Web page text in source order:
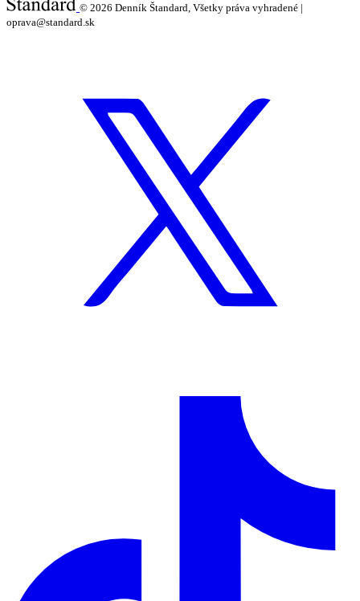
© 2026 Denník Štandard, Všetky práva vyhradené |
oprava@standard.sk